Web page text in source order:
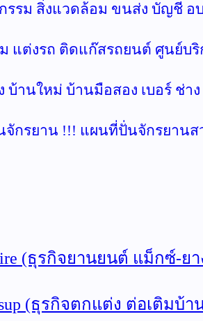
รรม สิ่งแวดล้อม ขนส่ง บัญชี อ
แต่งรถ ติดแก๊สรถยนต์ ศูนย์บ
บ้านใหม่ บ้านมือสอง เบอร์ ช่
จักรยาน !!! แผนที่ปั่นจักรยานส
(ธุรกิจยานยนต์ แม็กซ์-ย
(ธุรกิจตกแต่ง ต่อเติม